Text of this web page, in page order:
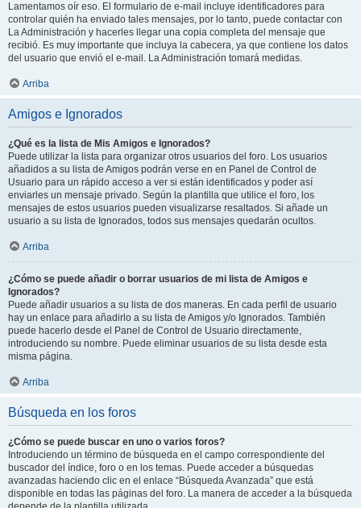
Lamentamos oír eso. El formulario de e-mail incluye identificadores para
controlar quién ha enviado tales mensajes, por lo tanto, puede contactar con
La Administración y hacerles llegar una copia completa del mensaje que
recibió. Es muy importante que incluya la cabecera, ya que contiene los datos
del usuario que envió el e-mail. La Administración tomará medidas.
Arriba
Amigos e Ignorados
¿Qué es la lista de Mis Amigos e Ignorados?
Puede utilizar la lista para organizar otros usuarios del foro. Los usuarios
añadidos a su lista de Amigos podrán verse en en Panel de Control de
Usuario para un rápido acceso a ver si están identificados y poder así
enviarles un mensaje privado. Según la plantilla que utilice el foro, los
mensajes de estos usuarios pueden visualizarse resaltados. Si añade un
usuario a su lista de Ignorados, todos sus mensajes quedarán ocultos.
Arriba
¿Cómo se puede añadir o borrar usuarios de mi lista de Amigos e
Ignorados?
Puede añadir usuarios a su lista de dos maneras. En cada perfil de usuario
hay un enlace para añadirlo a su lista de Amigos y/o Ignorados. También
puede hacerlo desde el Panel de Control de Usuario directamente,
introduciendo su nombre. Puede eliminar usuarios de su lista desde esta
misma página.
Arriba
Búsqueda en los foros
¿Cómo se puede buscar en uno o varios foros?
Introduciendo un término de búsqueda en el campo correspondiente del
buscador del índice, foro o en los temas. Puede acceder a búsquedas
avanzadas haciendo clic en el enlace “Búsqueda Avanzada” que está
disponible en todas las páginas del foro. La manera de acceder a la búsqueda